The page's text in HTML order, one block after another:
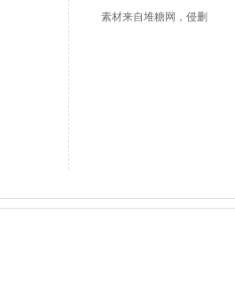
素材来自堆糖网，侵删